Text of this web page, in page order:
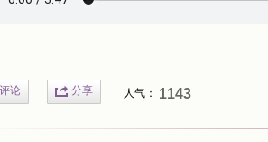
评论 分享 人气： 1143